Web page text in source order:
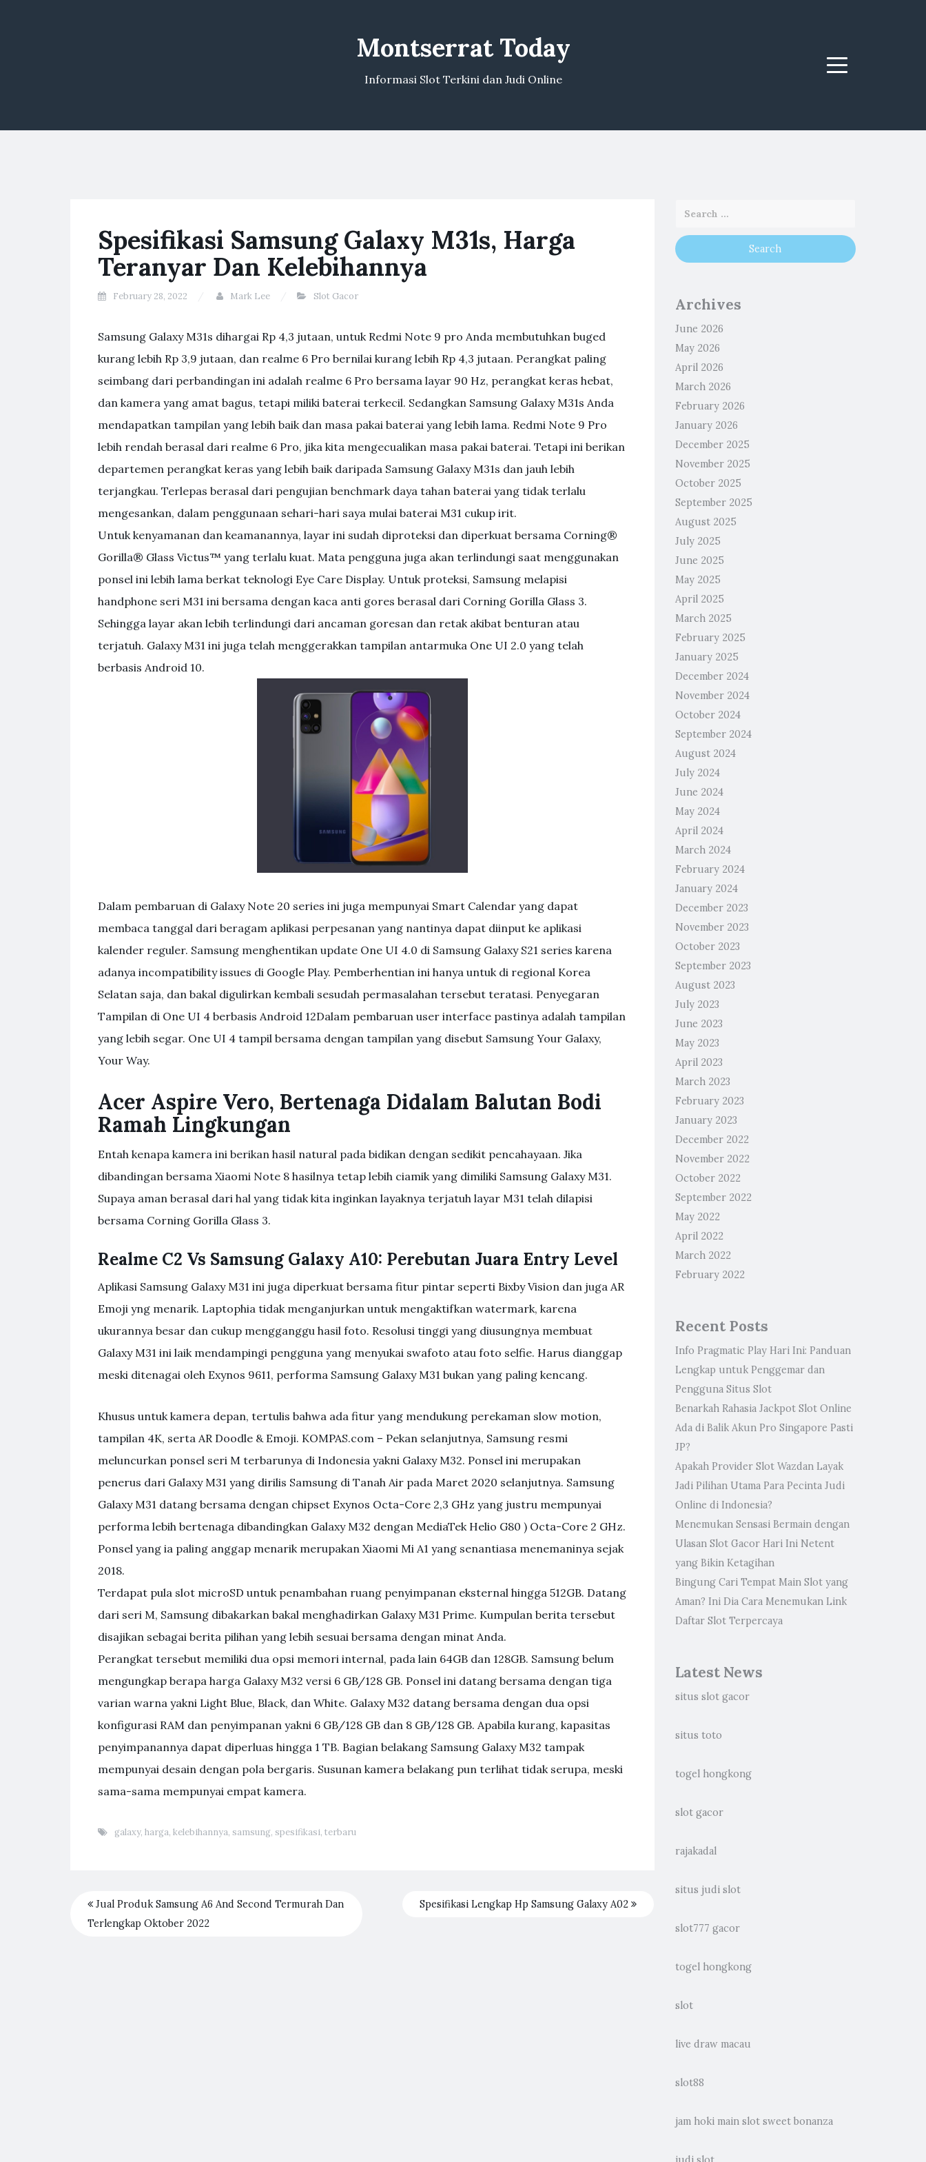
Montserrat Today
Informasi Slot Terkini dan Judi Online
Menu
Spesifikasi Samsung Galaxy M31s, Harga
Teranyar Dan Kelebihannya
February 28, 2022 Mark Lee Slot Gacor
Samsung Galaxy M31s dihargai Rp 4,3 jutaan, untuk Redmi Note 9 pro Anda membutuhkan buged
kurang lebih Rp 3,9 jutaan, dan realme 6 Pro bernilai kurang lebih Rp 4,3 jutaan. Perangkat paling
seimbang dari perbandingan ini adalah realme 6 Pro bersama layar 90 Hz, perangkat keras hebat,
dan kamera yang amat bagus, tetapi miliki baterai terkecil. Sedangkan Samsung Galaxy M31s Anda
mendapatkan tampilan yang lebih baik dan masa pakai baterai yang lebih lama. Redmi Note 9 Pro
lebih rendah berasal dari realme 6 Pro, jika kita mengecualikan masa pakai baterai. Tetapi ini berikan
departemen perangkat keras yang lebih baik daripada Samsung Galaxy M31s dan jauh lebih
terjangkau. Terlepas berasal dari pengujian benchmark daya tahan baterai yang tidak terlalu
mengesankan, dalam penggunaan sehari-hari saya mulai baterai M31 cukup irit.
Untuk kenyamanan dan keamanannya, layar ini sudah diproteksi dan diperkuat bersama Corning®
Gorilla® Glass Victus™ yang terlalu kuat. Mata pengguna juga akan terlindungi saat menggunakan
ponsel ini lebih lama berkat teknologi Eye Care Display. Untuk proteksi, Samsung melapisi
handphone seri M31 ini bersama dengan kaca anti gores berasal dari Corning Gorilla Glass 3.
Sehingga layar akan lebih terlindungi dari ancaman goresan dan retak akibat benturan atau
terjatuh. Galaxy M31 ini juga telah menggerakkan tampilan antarmuka One UI 2.0 yang telah
berbasis Android 10.
Dalam pembaruan di Galaxy Note 20 series ini juga mempunyai Smart Calendar yang dapat
membaca tanggal dari beragam aplikasi perpesanan yang nantinya dapat diinput ke aplikasi
kalender reguler. Samsung menghentikan update One UI 4.0 di Samsung Galaxy S21 series karena
adanya incompatibility issues di Google Play. Pemberhentian ini hanya untuk di regional Korea
Selatan saja, dan bakal digulirkan kembali sesudah permasalahan tersebut teratasi. Penyegaran
Tampilan di One UI 4 berbasis Android 12Dalam pembaruan user interface pastinya adalah tampilan
yang lebih segar. One UI 4 tampil bersama dengan tampilan yang disebut Samsung Your Galaxy,
Your Way.
Acer Aspire Vero, Bertenaga Didalam Balutan Bodi
Ramah Lingkungan
Entah kenapa kamera ini berikan hasil natural pada bidikan dengan sedikit pencahayaan. Jika
dibandingan bersama Xiaomi Note 8 hasilnya tetap lebih ciamik yang dimiliki Samsung Galaxy M31.
Supaya aman berasal dari hal yang tidak kita inginkan layaknya terjatuh layar M31 telah dilapisi
bersama Corning Gorilla Glass 3.
Realme C2 Vs Samsung Galaxy A10: Perebutan Juara Entry Level
Aplikasi Samsung Galaxy M31 ini juga diperkuat bersama fitur pintar seperti Bixby Vision dan juga AR
Emoji yng menarik. Laptophia tidak menganjurkan untuk mengaktifkan watermark, karena
ukurannya besar dan cukup mengganggu hasil foto. Resolusi tinggi yang diusungnya membuat
Galaxy M31 ini laik mendampingi pengguna yang menyukai swafoto atau foto selfie. Harus dianggap
meski ditenagai oleh Exynos 9611, performa Samsung Galaxy M31 bukan yang paling kencang.
Khusus untuk kamera depan, tertulis bahwa ada fitur yang mendukung perekaman slow motion,
tampilan 4K, serta AR Doodle & Emoji. KOMPAS.com – Pekan selanjutnya, Samsung resmi
meluncurkan ponsel seri M terbarunya di Indonesia yakni Galaxy M32. Ponsel ini merupakan
penerus dari Galaxy M31 yang dirilis Samsung di Tanah Air pada Maret 2020 selanjutnya. Samsung
Galaxy M31 datang bersama dengan chipset Exynos Octa-Core 2,3 GHz yang justru mempunyai
performa lebih bertenaga dibandingkan Galaxy M32 dengan MediaTek Helio G80 ) Octa-Core 2 GHz.
Ponsel yang ia paling anggap menarik merupakan Xiaomi Mi A1 yang senantiasa menemaninya sejak
2018.
Terdapat pula slot microSD untuk penambahan ruang penyimpanan eksternal hingga 512GB. Datang
dari seri M, Samsung dibakarkan bakal menghadirkan Galaxy M31 Prime. Kumpulan berita tersebut
disajikan sebagai berita pilihan yang lebih sesuai bersama dengan minat Anda.
Perangkat tersebut memiliki dua opsi memori internal, pada lain 64GB dan 128GB. Samsung belum
mengungkap berapa harga Galaxy M32 versi 6 GB/128 GB. Ponsel ini datang bersama dengan tiga
varian warna yakni Light Blue, Black, dan White. Galaxy M32 datang bersama dengan dua opsi
konfigurasi RAM dan penyimpanan yakni 6 GB/128 GB dan 8 GB/128 GB. Apabila kurang, kapasitas
penyimpanannya dapat diperluas hingga 1 TB. Bagian belakang Samsung Galaxy M32 tampak
mempunyai desain dengan pola bergaris. Susunan kamera belakang pun terlihat tidak serupa, meski
sama-sama mempunyai empat kamera.
galaxy, harga, kelebihannya, samsung, spesifikasi, terbaru
Jual Produk Samsung A6 And Second Termurah Dan
Terlengkap Oktober 2022
Spesifikasi Lengkap Hp Samsung Galaxy A02
Archives
June 2026
May 2026
April 2026
March 2026
February 2026
January 2026
December 2025
November 2025
October 2025
September 2025
August 2025
July 2025
June 2025
May 2025
April 2025
March 2025
February 2025
January 2025
December 2024
November 2024
October 2024
September 2024
August 2024
July 2024
June 2024
May 2024
April 2024
March 2024
February 2024
January 2024
December 2023
November 2023
October 2023
September 2023
August 2023
July 2023
June 2023
May 2023
April 2023
March 2023
February 2023
January 2023
December 2022
November 2022
October 2022
September 2022
May 2022
April 2022
March 2022
February 2022
Recent Posts
Info Pragmatic Play Hari Ini: Panduan
Lengkap untuk Penggemar dan
Pengguna Situs Slot
Benarkah Rahasia Jackpot Slot Online
Ada di Balik Akun Pro Singapore Pasti
JP?
Apakah Provider Slot Wazdan Layak
Jadi Pilihan Utama Para Pecinta Judi
Online di Indonesia?
Menemukan Sensasi Bermain dengan
Ulasan Slot Gacor Hari Ini Netent
yang Bikin Ketagihan
Bingung Cari Tempat Main Slot yang
Aman? Ini Dia Cara Menemukan Link
Daftar Slot Terpercaya
Latest News
situs slot gacor
situs toto
togel hongkong
slot gacor
rajakadal
situs judi slot
slot777 gacor
togel hongkong
slot
live draw macau
slot88
jam hoki main slot sweet bonanza